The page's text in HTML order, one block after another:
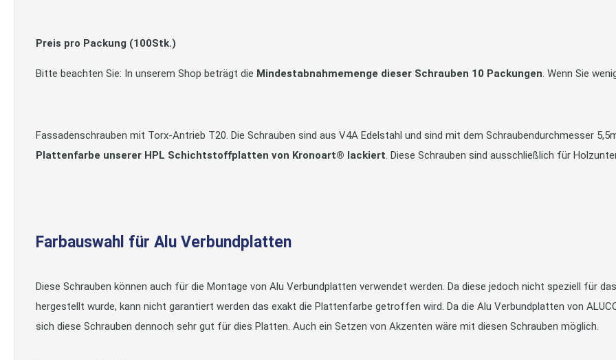
Preis pro Packung (100Stk.)
Bitte beachten Sie: In unserem Shop beträgt die Mindestabnahmemenge dieser Schrauben 10 Packungen . Wenn Sie
Fassadenschrauben mit Torx-Antrieb T20. Die Schrauben sind aus V4A Edelstahl und sind mit dem Schraubendurchmesser
Plattenfarbe unserer HPL Schichtstoffplatten von Kronoart® lackiert . Diese Schrauben sind ausschließlich für
Farbauswahl für Alu Verbundplatten
Diese Schrauben können auch für die Montage von Alu Verbundplatten verwendet werden. Da diese jedoch nicht speziell für
hergestellt wurde, kann nicht garantiert werden das exakt die Plattenfarbe getroffen wird. Da die Alu Verbundplatten von
sich diese Schrauben dennoch sehr gut für dies Platten. Auch ein Setzen von Akzenten wäre mit diesen Schrauben möglich.